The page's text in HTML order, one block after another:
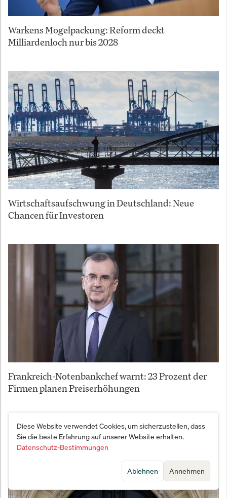
Warkens Mogelpackung: Reform deckt
Milliardenloch nur bis 2028
Wirtschaftsaufschwung in Deutschland: Neue
Chancen für Investoren
Frankreich-Notenbankchef warnt: 23 Prozent der
Firmen planen Preiserhöhungen
Diese Website verwendet Cookies, um sicherzustellen, dass
Sie die beste Erfahrung auf unserer Website erhalten.
Datenschutz-Bestimmungen
Annehmen
Ablehnen